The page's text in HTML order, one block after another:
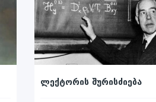
ლექტორის შურისძიება